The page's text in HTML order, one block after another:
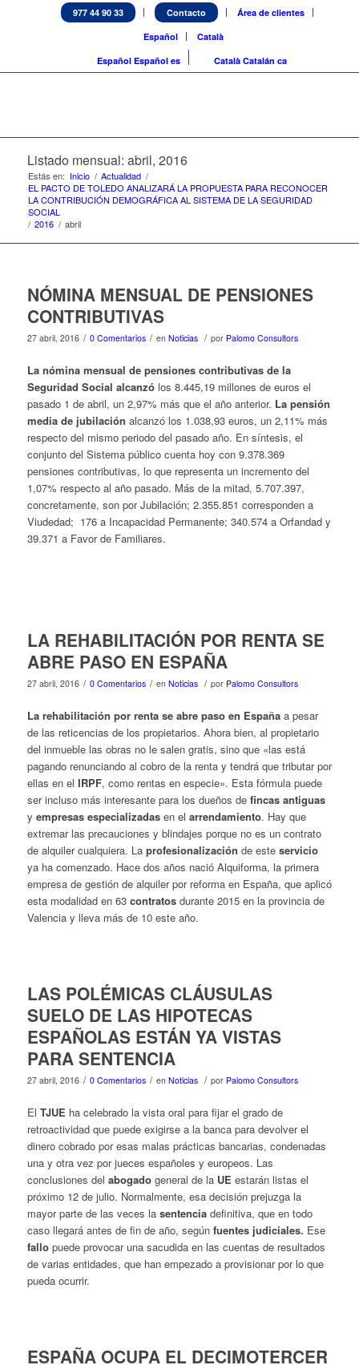
977 44 90 33 Contacto
Área de clientes
Español
Català
Español Español es Català Catalán ca
Listado mensual: abril, 2016
Estás en: Inicio / Actualidad /
EL PACTO DE TOLEDO ANALIZARÁ LA PROPUESTA PARA RECONOCER
LA CONTRIBUCIÓN DEMOGRÁFICA AL SISTEMA DE LA SEGURIDAD
SOCIAL
/ 2016 / abril
NÓMINA MENSUAL DE PENSIONES
CONTRIBUTIVAS
27 abril, 2016 / 0 Comentarios / en Noticias / por Palomo Consultors
La nómina mensual de pensiones contributivas de la
Seguridad Social alcanzólos 8.445,19 millones de euros el
pasado 1 de abril, un 2,97% más que el año anterior. La pensión
media de jubilación alcanzó los 1.038,93 euros, un 2,11% más
respecto del mismo periodo del pasado año. En síntesis, el
conjunto del Sistema público cuenta hoy con 9.378.369
pensiones contributivas, lo que representa un incremento del
1,07% respecto al año pasado. Más de la mitad, 5.707.397,
concretamente, son por Jubilación; 2.355.851 corresponden a
Viudedad; 176 a Incapacidad Permanente; 340.574 a Orfandad y
39.371 a Favor de Familiares.
LA REHABILITACIÓN POR RENTA SE
ABRE PASO EN ESPAÑA
27 abril, 2016 / 0 Comentarios / en Noticias / por Palomo Consultors
La rehabilitación por renta se abre paso en Españaa pesar
de las reticencias de los propietarios. Ahora bien, al propietario
del inmueble las obras no le salen gratis, sino que «las está
pagando renunciando al cobro de la renta y tendrá que tributar por
ellas en el IRPF, como rentas en especie». Esta fórmula puede
ser incluso más interesante para los dueños defincas antiguas
y empresas especializadasen el arrendamiento. Hay que
extremar las precauciones y blindajes porque no es un contrato
de alquiler cualquiera. La profesionalización de este servicio
ya ha comenzado. Hace dos años nació Alquiforma, la primera
empresa de gestión de alquiler por reforma en España, que aplicó
esta modalidad en 63 contratosdurante 2015 en la provincia de
Valencia y lleva más de 10 este año.
LAS POLÉMICAS CLÁUSULAS
SUELO DE LAS HIPOTECAS
ESPAÑOLAS ESTÁN YA VISTAS
PARA SENTENCIA
27 abril, 2016 / 0 Comentarios / en Noticias / por Palomo Consultors
El TJUE ha celebrado la vista oral para fijar el grado de
retroactividad que puede exigirse a la banca para devolver el
dinero cobrado por esas malas prácticas bancarias, condenadas
una y otra vez por jueces españoles y europeos. Las
conclusiones del abogadogeneral de la UE estarán listas el
próximo 12 de julio. Normalmente, esa decisión prejuzga la
mayor parte de las veces la sentenciadefinitiva, que en todo
caso llegará antes de fin de año, según fuentes judiciales. Ese
fallopuede provocar una sacudida en las cuentas de resultados
de varias entidades, que han empezado a provisionar por lo que
pueda ocurrir.
ESPAÑA OCUPA EL DECIMOTERCER